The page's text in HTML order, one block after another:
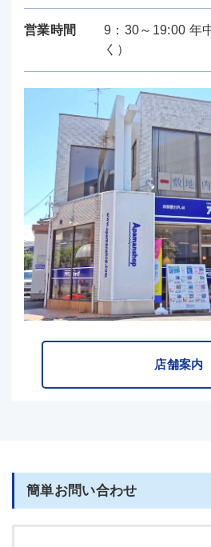
営業時間
9：30～19:00 年
く）
店舗案内
簡単お問い合わせ